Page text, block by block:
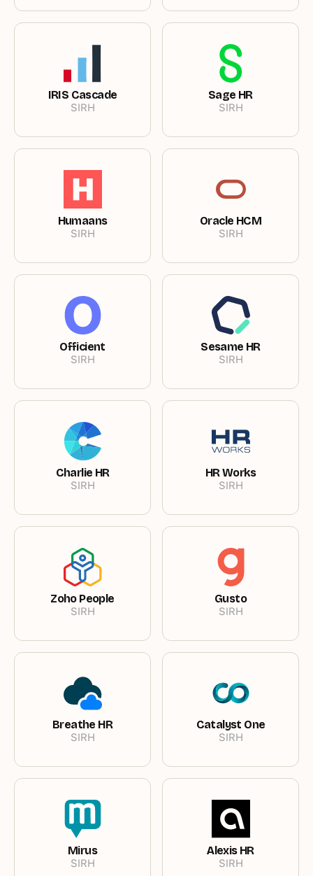
IRIS Cascade
SIRH
Sage HR
SIRH
Humaans
SIRH
Oracle HCM
SIRH
Officient
SIRH
Sesame HR
SIRH
Charlie HR
SIRH
HR Works
SIRH
Zoho People
SIRH
Gusto
SIRH
Breathe HR
SIRH
Catalyst One
SIRH
Mirus
SIRH
Alexis HR
SIRH